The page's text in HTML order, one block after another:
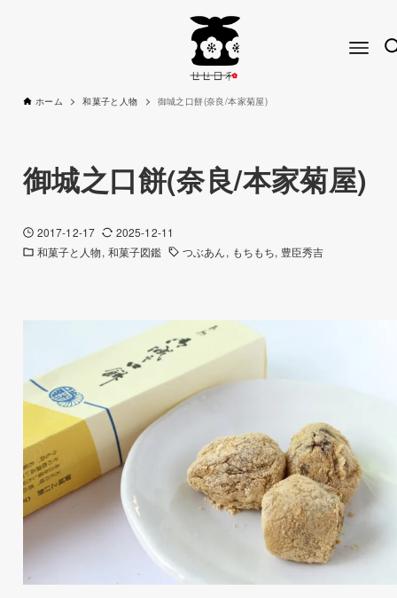
ホーム 和菓子と人物 御城之口餅(奈良/本家菊屋)
御城之口餅(奈良/本家菊屋)
2017-12-17
2025-12-11
和菓子と人物 和菓子図鑑 つぶあん もちもち 豊臣秀吉